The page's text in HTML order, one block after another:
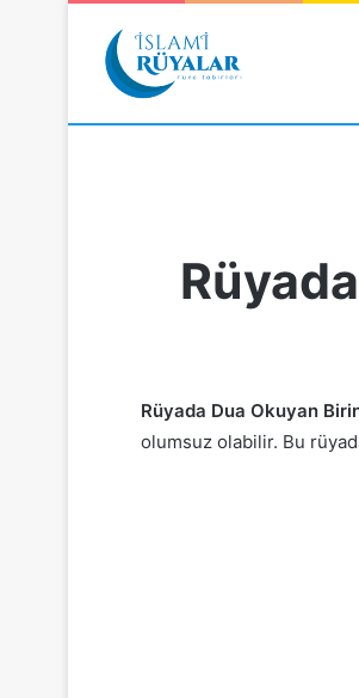
Rüyada Dua Okuyan
olumsuz olabilir. Bu
Rüyanızı